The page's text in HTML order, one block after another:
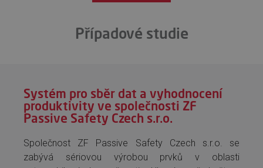
Případové studie
Systém pro sběr dat a vyhodnocení
produktivity ve společnosti ZF
Passive Safety Czech s.r.o.
Společnost ZF Passive Safety Czech s.r.o. se
zabývá sériovou výrobou prvků v oblasti